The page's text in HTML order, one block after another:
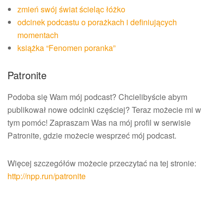
zmień swój świat ścieląc łóżko
odcinek podcastu o porażkach i definiujących
momentach
książka “Fenomen poranka”
Patronite
Podoba się Wam mój podcast? Chcielibyście abym
publikował nowe odcinki częściej? Teraz możecie mi w
tym pomóc! Zapraszam Was na mój profil w serwisie
Patronite, gdzie możecie wesprzeć mój podcast.
Więcej szczegółów możecie przeczytać na tej stronie:
http://npp.run/patronite